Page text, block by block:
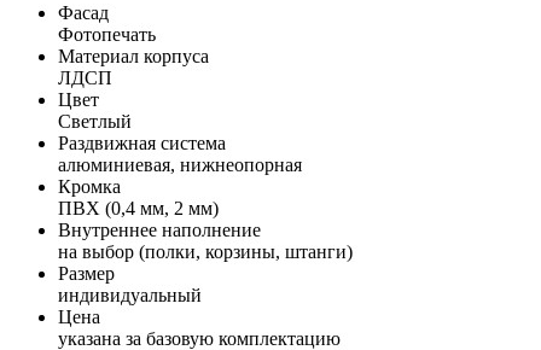
Фасад
Фотопечать
Материал корпуса
ЛДСП
Цвет
Светлый
Раздвижная система
алюминиевая, нижнеопорная
Кромка
ПВХ (0,4 мм, 2 мм)
Внутреннее наполнение
на выбор (полки, корзины, штанги)
Размер
индивидуальный
Цена
указана за базовую комплектацию